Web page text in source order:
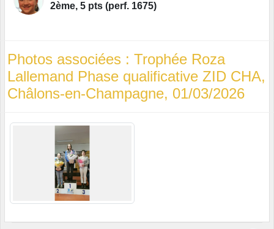
2ème, 5 pts (perf. 1675)
Photos associées : Trophée Roza
Lallemand Phase qualificative ZID CHA,
Châlons-en-Champagne, 01/03/2026